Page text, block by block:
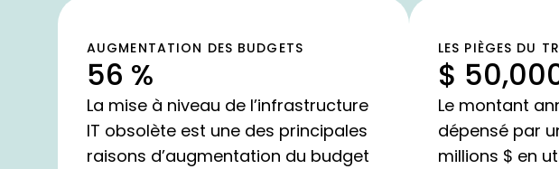
AUGMENTATION DES BUDGETS
56 %
La mise à niveau de l’infrastructure
IT obsolète est une des principales
raisons d’augmentation du budget
LES PIÈGES DU
$
Le montant
dépensé par
millions $ en